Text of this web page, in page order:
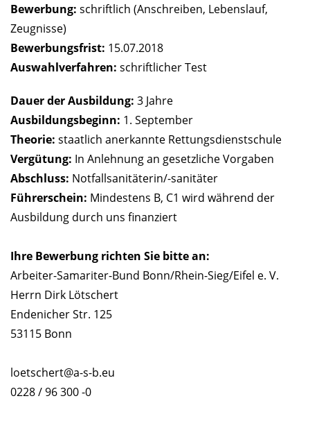
Bewerbung: schriftlich (Anschreiben, Lebenslauf,
Zeugnisse)
Bewerbungsfrist: 15.07.2018
Auswahlverfahren: schriftlicher Test
Dauer der Ausbildung: 3 Jahre
Ausbildungsbeginn: 1. September
Theorie: staatlich anerkannte Rettungsdienstschule
Vergütung: In Anlehnung an gesetzliche Vorgaben
Abschluss: Notfallsanitäterin/-sanitäter
Führerschein: Mindestens B, C1 wird während der
Ausbildung durch uns finanziert
Ihre Bewerbung richten Sie bitte an:
Arbeiter-Samariter-Bund Bonn/Rhein-Sieg/Eifel e. V.
Herrn Dirk Lötschert
Endenicher Str. 125
53115 Bonn
loetschert@a-s-b.eu
0228 / 96 300 -0